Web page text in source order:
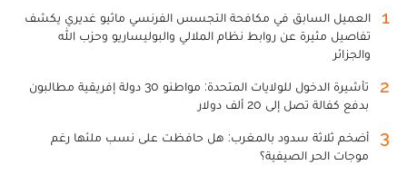
1
العميل السابق في مكافحة التجسس الفرنسي ماثيو غديري يكشف
تفاصيل مثيرة عن روابط نظام الملالي والبوليساريو وحزب الله
والجزائر
2
تأشيرة الدخول للولايات المتحدة: مواطنو 30 دولة إفريقية مطالبون
بدفع كفالة تصل إلى 20 ألف دولار
3
أضخم ثلاثة سدود بالمغرب: هل حافظت على نسب ملئها رغم
موجات الحر الصيفية؟